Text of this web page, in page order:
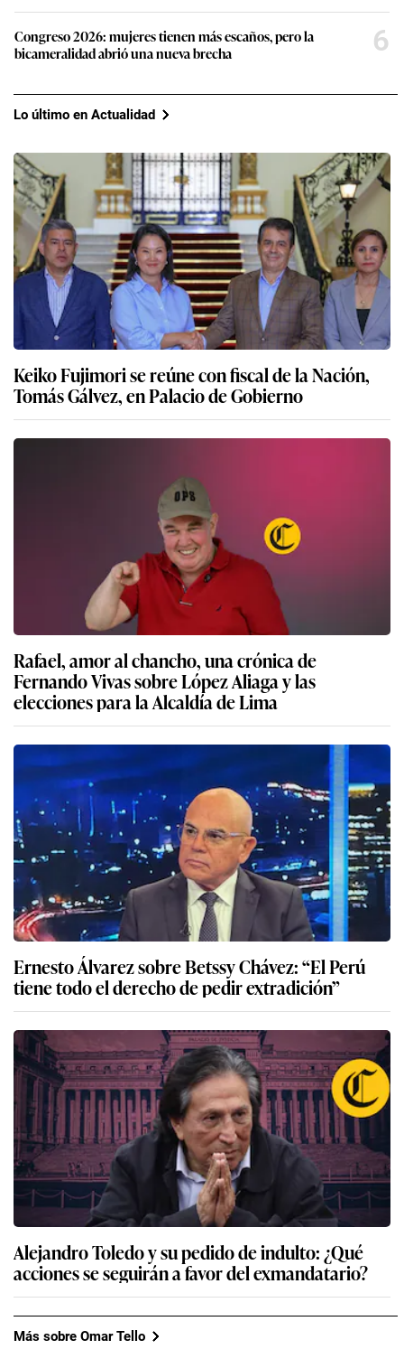
Congreso 2026: mujeres tienen más escaños, pero la
bicameralidad abrió una nueva brecha
6
Lo último en Actualidad
Keiko Fujimori se reúne con fiscal de la Nación,
Tomás Gálvez, en Palacio de Gobierno
Rafael, amor al chancho, una crónica de
Fernando Vivas sobre López Aliaga y las
elecciones para la Alcaldía de Lima
Ernesto Álvarez sobre Betssy Chávez: “El Perú
tiene todo el derecho de pedir extradición”
Alejandro Toledo y su pedido de indulto: ¿Qué
acciones se seguirán a favor del exmandatario?
Más sobre Omar Tello